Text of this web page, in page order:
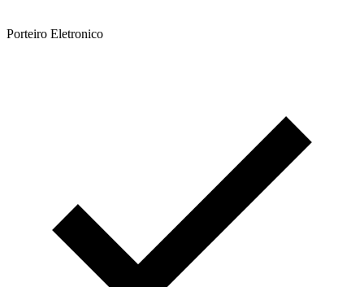
Porteiro Eletronico